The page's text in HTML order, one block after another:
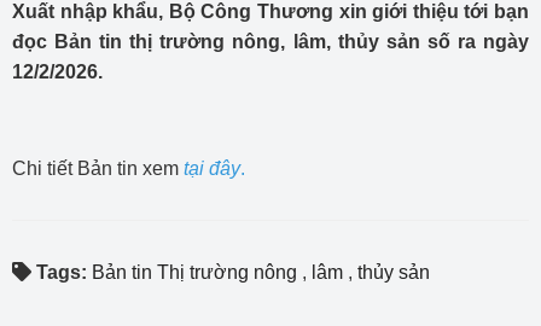
Xuất nhập khẩu, Bộ Công Thương xin giới thiệu tới bạn
đọc Bản tin thị trường nông, lâm, thủy sản số ra ngày
12/2/2026.
Chi tiết Bản tin xem tại đây.
Tags: Bản tin Thị trường nông , lâm , thủy sản